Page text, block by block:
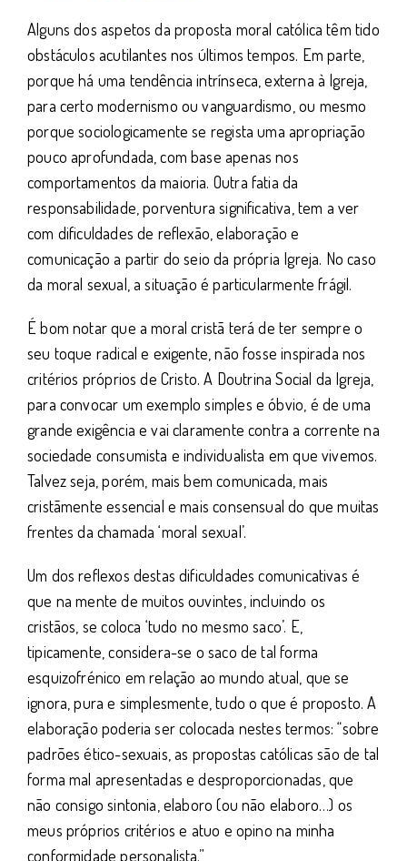
Alguns dos aspetos da proposta moral católica têm tido
obstáculos acutilantes nos últimos tempos. Em parte,
porque há uma tendência intrínseca, externa à Igreja,
para certo modernismo ou vanguardismo, ou mesmo
porque sociologicamente se regista uma apropriação
pouco aprofundada, com base apenas nos
comportamentos da maioria. Outra fatia da
responsabilidade, porventura significativa, tem a ver
com dificuldades de reflexão, elaboração e
comunicação a partir do seio da própria Igreja. No caso
da moral sexual, a situação é particularmente frágil.
É bom notar que a moral cristã terá de ter sempre o
seu toque radical e exigente, não fosse inspirada nos
critérios próprios de Cristo. A Doutrina Social da Igreja,
para convocar um exemplo simples e óbvio, é de uma
grande exigência e vai claramente contra a corrente na
sociedade consumista e individualista em que vivemos.
Talvez seja, porém, mais bem comunicada, mais
cristãmente essencial e mais consensual do que muitas
frentes da chamada ‘moral sexual’.
Um dos reflexos destas dificuldades comunicativas é
que na mente de muitos ouvintes, incluindo os
cristãos, se coloca ‘tudo no mesmo saco’. E,
tipicamente, considera-se o saco de tal forma
esquizofrénico em relação ao mundo atual, que se
ignora, pura e simplesmente, tudo o que é proposto. A
elaboração poderia ser colocada nestes termos: “sobre
padrões ético-sexuais, as propostas católicas são de tal
forma mal apresentadas e desproporcionadas, que
não consigo sintonia, elaboro (ou não elaboro…) os
meus próprios critérios e atuo e opino na minha
conformidade personalista.”